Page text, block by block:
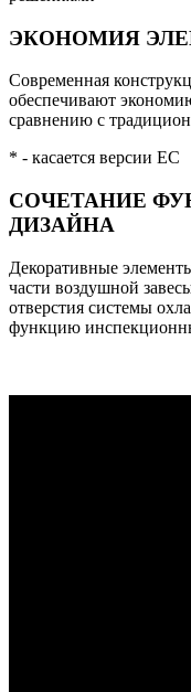
ЭКОНОМИЯ
Современная
обеспечивают
сравнению с
* - касается версии EC
СОЧЕТАНИЕ
ДИЗАЙНА
Декоративные
части воздушной
отверстия системы
функцию